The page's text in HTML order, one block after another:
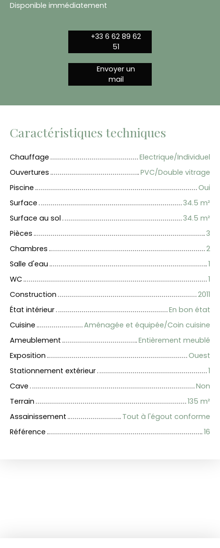
Disponible immédiatement
+33 6 62 89 62
51
Envoyer un
mail
Caractéristiques techniques
Chauffage
Electrique/Individuel
Ouvertures
PVC/Double vitrage
Piscine
Oui
Surface
34.5 m²
Surface au sol
34.5 m²
Pièces
3
Chambres
2
Salle d'eau
1
WC
1
Construction
2011
État intérieur
En bon état
Cuisine
Aménagée et équipée/Coin cuisine
Ameublement
Entièrement meublé
Exposition
Ouest
Stationnement extérieur
1
Cave
Non
Terrain
135 m²
Assainissement
Tout à l'égout conforme
Référence
16